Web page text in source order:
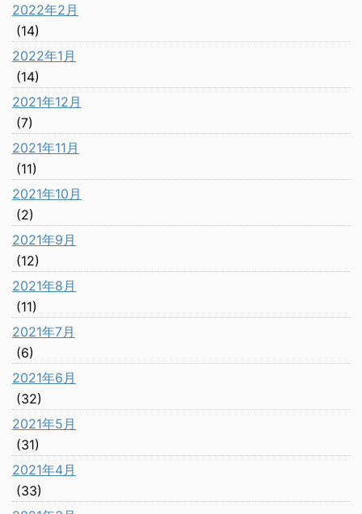
2022年2月
(14)
2022年1月
(14)
2021年12月
(7)
2021年11月
(11)
2021年10月
(2)
2021年9月
(12)
2021年8月
(11)
2021年7月
(6)
2021年6月
(32)
2021年5月
(31)
2021年4月
(33)